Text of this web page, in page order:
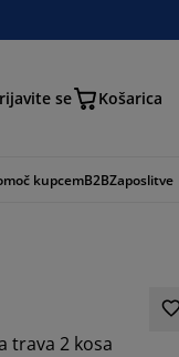
se Košarica
kupcemB2BZaposlitve
trava 2 kosa